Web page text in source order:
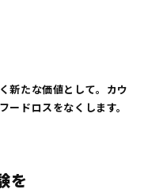
新たな価値として。カウ
ドロスをなくします。
を